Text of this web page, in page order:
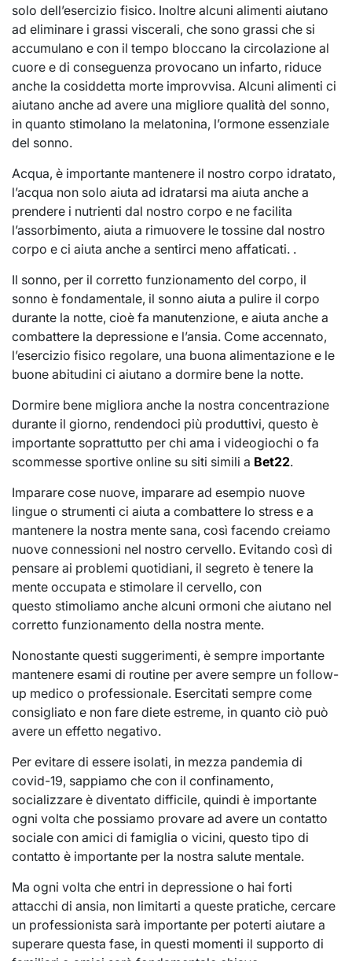
solo dell’esercizio fisico. Inoltre alcuni alimenti aiutano
ad eliminare i grassi viscerali, che sono grassi che si
accumulano e con il tempo bloccano la circolazione al
cuore e di conseguenza provocano un infarto, riduce
anche la cosiddetta morte improvvisa. Alcuni alimenti ci
aiutano anche ad avere una migliore qualità del sonno,
in quanto stimolano la melatonina, l’ormone essenziale
del sonno.
Acqua, è importante mantenere il nostro corpo idratato,
l’acqua non solo aiuta ad idratarsi ma aiuta anche a
prendere i nutrienti dal nostro corpo e ne facilita
l’assorbimento, aiuta a rimuovere le tossine dal nostro
corpo e ci aiuta anche a sentirci meno affaticati. .
Il sonno, per il corretto funzionamento del corpo, il
sonno è fondamentale, il sonno aiuta a pulire il corpo
durante la notte, cioè fa manutenzione, e aiuta anche a
combattere la depressione e l’ansia. Come accennato,
l’esercizio fisico regolare, una buona alimentazione e le
buone abitudini ci aiutano a dormire bene la notte.
Dormire bene migliora anche la nostra concentrazione
durante il giorno, rendendoci più produttivi, questo è
importante soprattutto per chi ama i videogiochi o fa
scommesse sportive online su siti simili a Bet22.
Imparare cose nuove, imparare ad esempio nuove
lingue o strumenti ci aiuta a combattere lo stress e a
mantenere la nostra mente sana, così facendo creiamo
nuove connessioni nel nostro cervello. Evitando così di
pensare ai problemi quotidiani, il segreto è tenere la
mente occupata e stimolare il cervello, con
questo stimoliamo anche alcuni ormoni che aiutano nel
corretto funzionamento della nostra mente.
Nonostante questi suggerimenti, è sempre importante
mantenere esami di routine per avere sempre un follow-
up medico o professionale. Esercitati sempre come
consigliato e non fare diete estreme, in quanto ciò può
avere un effetto negativo.
Per evitare di essere isolati, in mezza pandemia di
covid-19, sappiamo che con il confinamento,
socializzare è diventato difficile, quindi è importante
ogni volta che possiamo provare ad avere un contatto
sociale con amici di famiglia o vicini, questo tipo di
contatto è importante per la nostra salute mentale.
Ma ogni volta che entri in depressione o hai forti
attacchi di ansia, non limitarti a queste pratiche, cercare
un professionista sarà importante per poterti aiutare a
superare questa fase, in questi momenti il ​​supporto di